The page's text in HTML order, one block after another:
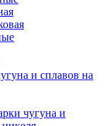
и сплавов на
чугуна и